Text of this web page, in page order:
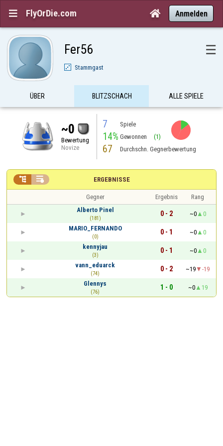
 FlyOrDie.com  Anmelden
Fer56 ☰
Stammgast
ÜBER BLITZSCHACH ALLE SPIELE
~0
Bewertung
Novize
7 Spiele
14% Gewonnen (1)
67 Durchschn. Gegnerbewertung
ERGEBNISSE
 
Gegner Ergebnis
Rang
Alberto Pinel
(181)
0 - 2 ~0
0
MARIO_FERNANDO
(0)
0 - 1 ~0
0
kennyjau
(3)
0 - 1 ~0
0
vann_eduarck
(74)
0 - 2 ~19
-19
Glennys
(76)
1 - 0 ~0 19